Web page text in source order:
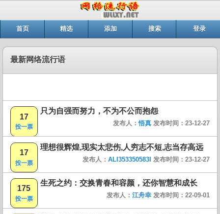
首页 精选 添加 搜索 登录
最新网络流行语
17
投一票
只为自强而努力，不为不公而抱怨
发布人：悟真 发布时间：23-12-27
17
投一票
理想很辉煌,现实太悲伤,人穷志不短,志当存高远
发布人： ALI353350583I 发布时间：23-12-27
175
投一票
生死之约：交换青春和容颜，还你智慧和成长
发布人： 江舟幸 发布时间：22-09-01